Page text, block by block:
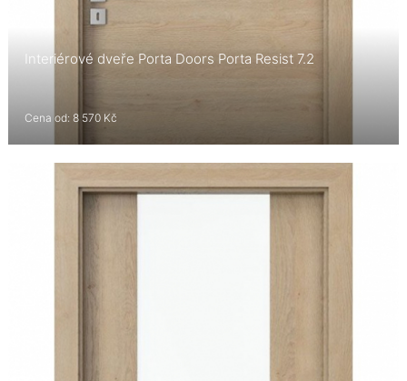
Interiérové dveře Porta Doors Porta Resist 7.2
Cena od: 8 570 Kč